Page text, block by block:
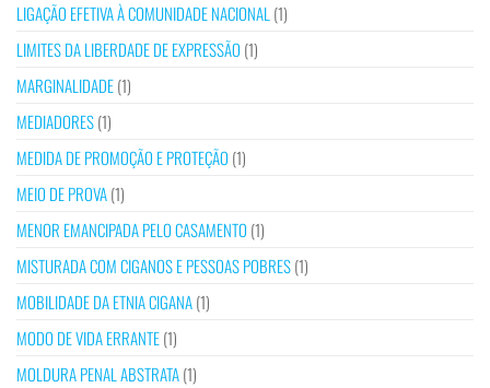
LIGAÇÃO EFETIVA À COMUNIDADE NACIONAL (1)
LIMITES DA LIBERDADE DE EXPRESSÃO (1)
MARGINALIDADE(1)
MEDIADORES(1)
MEDIDA DE PROMOÇÃO E PROTEÇÃO (1)
MEIO DE PROVA(1)
MENOR EMANCIPADA PELO CASAMENTO (1)
MISTURADA COM CIGANOS E PESSOAS POBRES(1)
MOBILIDADE DA ETNIA CIGANA(1)
MODO DE VIDA ERRANTE(1)
MOLDURA PENAL ABSTRATA(1)